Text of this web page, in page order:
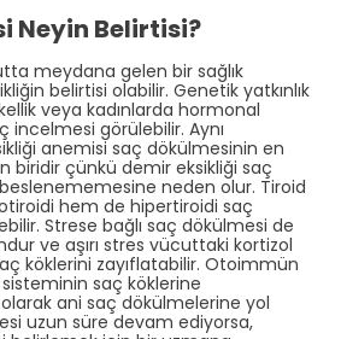
Neyin Belirtisi?
meydana gelen bir sağlık
belirtisi olabilir. Genetik yatkınlık
veya kadınlarda hormonal
incelmesi görülebilir. Aynı
anemisi saç dökülmesinin en
biridir çünkü demir eksikliği saç
neden olur. Tiroid
hem de hipertiroidi saç
Strese bağlı saç dökülmesi de
ve aşırı stres vücuttaki kortizol
köklerini zayıflatabilir. Otoimmün
sisteminin saç köklerine
ani saç dökülmelerine yol
uzun süre devam ediyorsa,